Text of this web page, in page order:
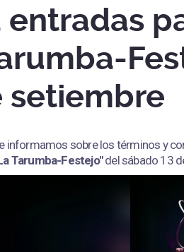
entradas
setiembre
informamos sobre los términos y
Tarumba-Festejo"del sábado 13